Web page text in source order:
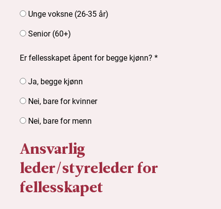
Unge voksne (26-35 år)
Senior (60+)
Er fellesskapet åpent for begge kjønn? *
Ja, begge kjønn
Nei, bare for kvinner
Nei, bare for menn
Ansvarlig
leder/styreleder for
fellesskapet